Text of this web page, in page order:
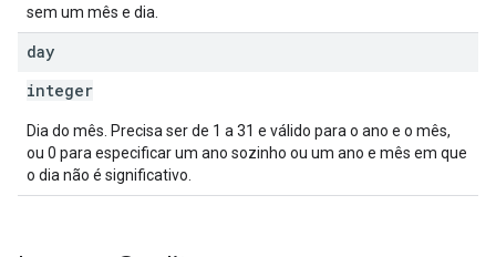
sem um mês e dia.
day
integer
Dia do mês. Precisa ser de 1 a 31 e válido para o ano e o mês,
ou 0 para especificar um ano sozinho ou um ano e mês em que
o dia não é significativo.